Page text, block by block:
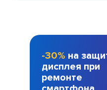
-30% на
дисплея при
ремонте